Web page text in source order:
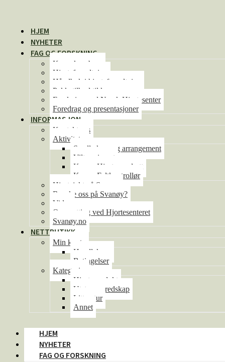
HJEM
NYHETER
FAG OG FORSKNING
Kunnskapsbase
Hjorteforvaltning
Håndbok i hjorteforvaltning
Pakketilbud til kommunene
Forskning ved Norsk Hjortesenter
Foredrag og presentasjoner
INFORMASJON
Kontakt oss
Aktiviteter
Se alle kurs og arrangement
Viltseminaret
Kurs – Hjorteoppdrett
Kurs – Feltkontrollør
Hjortejakt på Svanøy
Besøke oss på Svanøy?
Video
Overnatting ved Hjortesenteret
Svanøy.no
NETTBUTIKK
Min konto
Handlekurv
Betingelser
Kategorier
Hjorteprodukt
Utstyr og redskap
Litteratur
Annet
HJEM
NYHETER
FAG OG FORSKNING